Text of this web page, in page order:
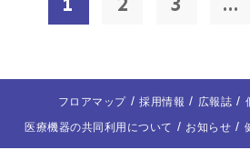
フロアマップ 採用情報 広報誌
医療機器の共同利用について
お知らせ